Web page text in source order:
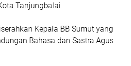
Tanjungbalai
Kepala BB Sumut yang
Bahasa dan Sastra Agus